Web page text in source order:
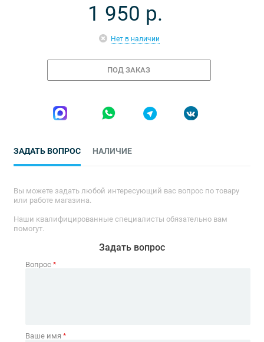
1 950 р.
Нет в наличии
ПОД ЗАКАЗ
ЗАДАТЬ ВОПРОС НАЛИЧИЕ
Вы можете задать любой интересующий вас вопрос по товару
или работе магазина.
Наши квалифицированные специалисты обязательно вам
помогут.
Задать вопрос
Вопрос *
Ваше имя *